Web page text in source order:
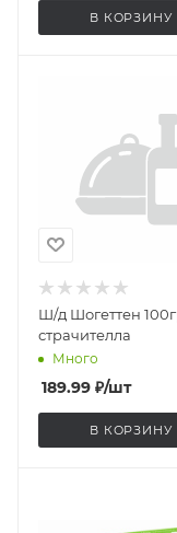
В КОРЗИНУ
Ш/д Шогеттен
страчителла
Много
189.99 ₽/шт
В КОРЗИНУ